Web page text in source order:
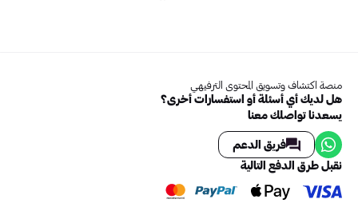
منصة اكتشاف وتسويق المحتوى الترفيهي
هل لديك أي أسئلة أو استفسارات أخرى؟
يسعدنا تواصلك معنا
فريق الدعم
نقبل طرق الدفع التالية